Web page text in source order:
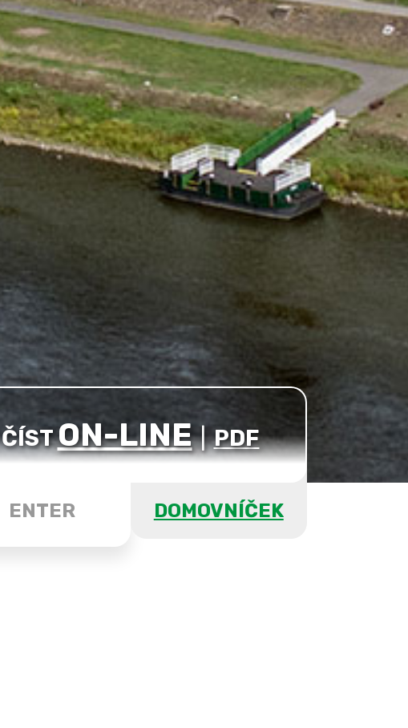
ČÍSTON-LINE | PDF
ENTER DOMOVNÍČEK